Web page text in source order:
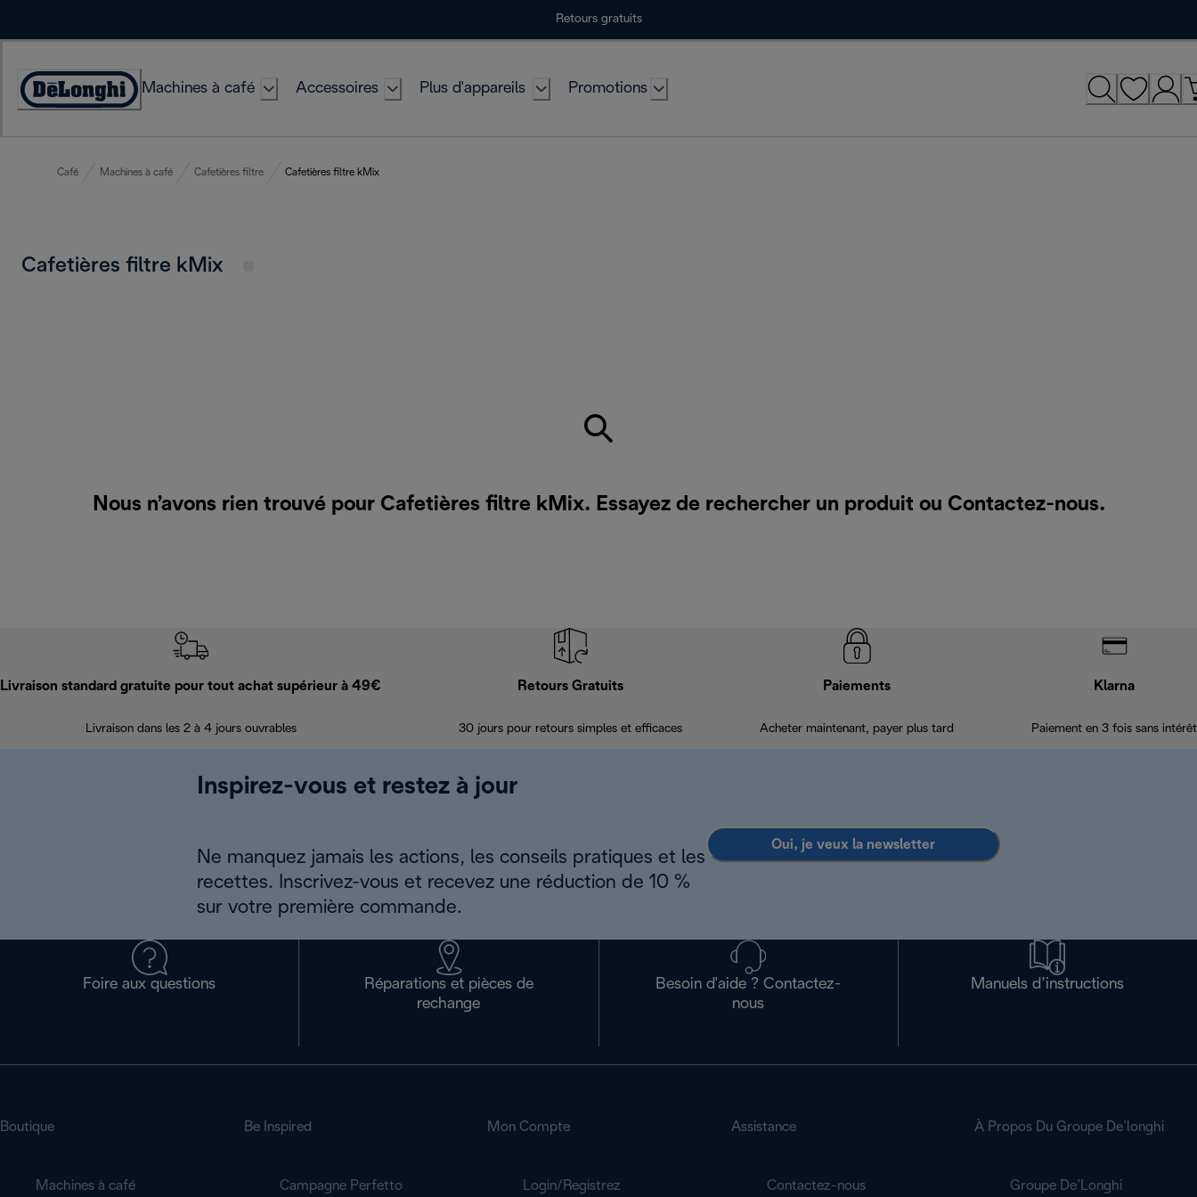
Retours gratuits
Déclaration
Machines à café Accessoires Plus d'appareils Promotions
Café Machines à café Cafetières filtre Cafetières filtre kMix
Cafetières filtre kMix
Nous n’avons rien trouvé pour Cafetières filtre kMix. Essayez de rechercher un produit ou Contactez-nous.
Livraison standard gratuite pour tout achat supérieur à 49€
Livraison dans les 2 à 4 jours ouvrables
Retours Gratuits
30 jours pour retours simples et efficaces
Paiements
Acheter maintenant, payer plus tard
Klarna
Paiement en 3 fois sans intérêt
Inspirez-vous et restez à jour
Ne manquez jamais les actions, les conseils pratiques et les
recettes. Inscrivez-vous et recevez une réduction de 10 %
sur votre première commande.
Oui, je veux la newsletter
Foire aux questions
Réparations et pièces de
rechange
Besoin d'aide ? Contactez-
nous
Manuels d’instructions
Boutique
Machines à café
Be Inspired
Campagne Perfetto
Mon Compte
Login/Registrez
Assistance
Contactez-nous
À Propos Du Groupe De’longhi
Groupe De’Longhi